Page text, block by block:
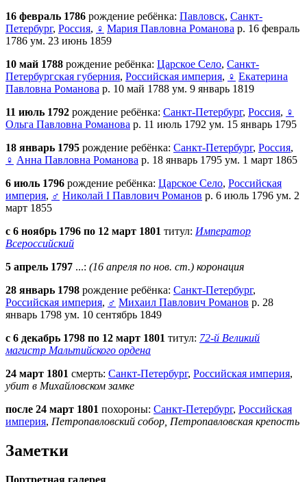
16 февраль 1786 рождение ребёнка: Павловск, Санкт-
Петербург, Россия, ♀ Мария Павловна Романова р. 16 февраль
1786 ум. 23 июнь 1859
10 май 1788 рождение ребёнка: Царское Село, Санкт-
Петербургская губерния, Российская империя, ♀ Екатерина
Павловна Романова р. 10 май 1788 ум. 9 январь 1819
11 июль 1792 рождение ребёнка: Санкт-Петербург, Россия, ♀
Ольга Павловна Романова р. 11 июль 1792 ум. 15 январь 1795
18 январь 1795 рождение ребёнка: Санкт-Петербург, Россия,
♀ Анна Павловна Романова р. 18 январь 1795 ум. 1 март 1865
6 июль 1796 рождение ребёнка: Царское Село, Российская
империя, ♂ Николай I Павлович Романов р. 6 июль 1796 ум. 2
март 1855
с 6 ноябрь 1796 по 12 март 1801 титул: Император
Всероссийский
5 апрель 1797 ...: (16 апреля по нов. ст.) коронация
28 январь 1798 рождение ребёнка: Санкт-Петербург,
Российская империя, ♂ Михаил Павлович Романов р. 28
январь 1798 ум. 10 сентябрь 1849
с 6 декабрь 1798 по 12 март 1801 титул: 72-й Великий
магистр Мальтийского ордена
24 март 1801 смерть: Санкт-Петербург, Российская империя,
убит в Михайловском замке
после 24 март 1801 похороны: Санкт-Петербург, Российская
империя, Петропавловский собор, Петропавловская крепость
Заметки